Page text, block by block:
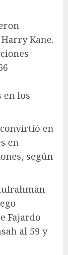
Kane.
en los
en
en
según
Fajardo
al 59 y